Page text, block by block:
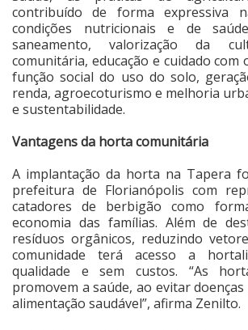
contribuído de forma expressiva
condições nutricionais e de
saneamento, valorização da
comunitária, educação e cuidado com
função social do uso do solo,
renda, agroecoturismo e melhoria
e sustentabilidade.
Vantagens da horta comunitária
A implantação da horta na Tapera
prefeitura de Florianópolis com
catadores de berbigão como
economia das famílias. Além de
resíduos orgânicos, reduzindo
comunidade terá acesso a
qualidade e sem custos. “As
promovem a saúde, ao evitar
alimentação saudável”, afirma Zenilto.